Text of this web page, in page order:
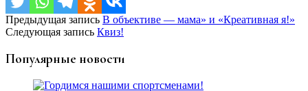
Предыдущая запись В объективе — мама» и «Креативная я!»
Следующая запись Квиз!
Популярные новости